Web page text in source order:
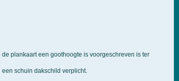
plankaart een goothoogte is voorgeschreven is ter
schuin dakschild verplicht.